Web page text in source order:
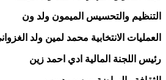
التنظيم والتحسيس الميمون ولد ون
العمليات الانتخابية محمد لمين ولد
رئيس اللجنة المالية ادي احمد زين